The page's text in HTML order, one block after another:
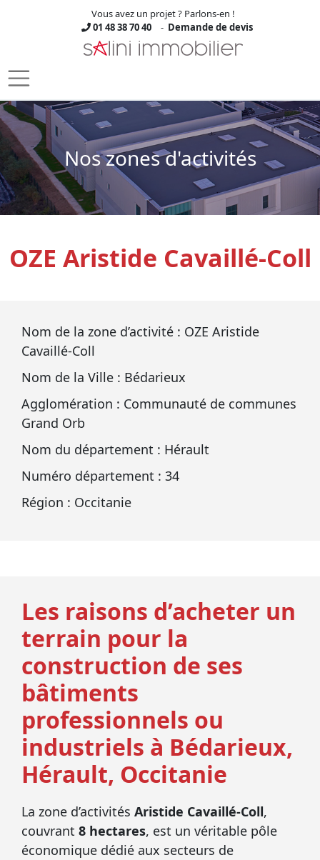
Skip to main content
Vous avez un projet ? Parlons-en !
01 48 38 70 40
- Demande de devis
Nos zones d'activités
OZE Aristide Cavaillé-Coll
Nom de la zone d’activité : OZE Aristide
Cavaillé-Coll
Nom de la Ville : Bédarieux
Agglomération : Communauté de communes
Grand Orb
Nom du département : Hérault
Numéro département : 34
Région : Occitanie
Les raisons d’acheter un
terrain pour la
construction de ses
bâtiments
professionnels ou
industriels à Bédarieux,
Hérault, Occitanie
La zone d’activités Aristide Cavaillé-Coll,
couvrant 8 hectares, est un véritable pôle
économique dédié aux secteurs de